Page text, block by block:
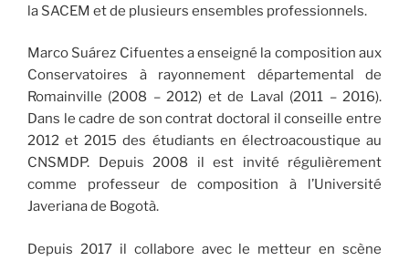
la SACEM et de plusieurs ensembles professionnels.
Marco Suárez Cifuentes a enseigné la composition aux
Conservatoires à rayonnement départemental de
Romainville (2008 – 2012) et de Laval (2011 – 2016).
Dans le cadre de son contrat doctoral il conseille entre
2012 et 2015 des étudiants en électroacoustique au
CNSMDP. Depuis 2008 il est invité régulièrement
comme professeur de composition à l’Université
Javeriana de Bogotà.
Depuis 2017 il collabore avec le metteur en scène